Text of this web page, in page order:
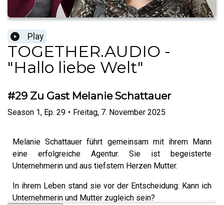
Play
TOGETHER.AUDIO -
"Hallo liebe Welt"
#29 Zu Gast Melanie Schattauer
Season 1, Ep. 29 • Freitag, 7. November 2025
Melanie Schattauer führt gemeinsam mit ihrem Mann
eine erfolgreiche Agentur. Sie ist begeisterte
Unternehmerin und aus tiefstem Herzen Mutter.
In ihrem Leben stand sie vor der Entscheidung: Kann ich
Unternehmerin und Mutter zugleich sein?